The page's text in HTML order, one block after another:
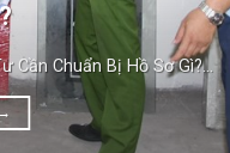
Cần Chuẩn Bị Hồ Sơ Gì?...
→